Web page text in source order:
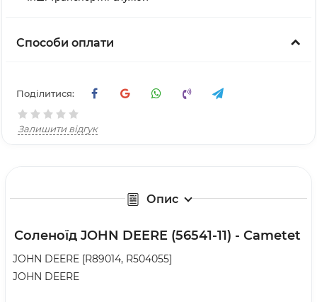
Способи оплати
Поділитися:
Залишити відгук
Опис
Соленоїд JOHN DEERE (56541-11) - Cametet
JOHN DEERE [R89014, R504055]
JOHN DEERE